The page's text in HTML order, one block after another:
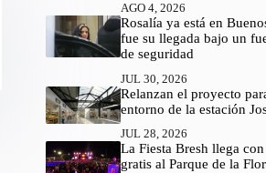
AGO 4, 2026
Rosalía ya está en
fue su llegada bajo un
de seguridad
JUL 30, 2026
Relanzan el proyecto
entorno de la estación
JUL 28, 2026
La Fiesta Bresh llega
gratis al Parque de la